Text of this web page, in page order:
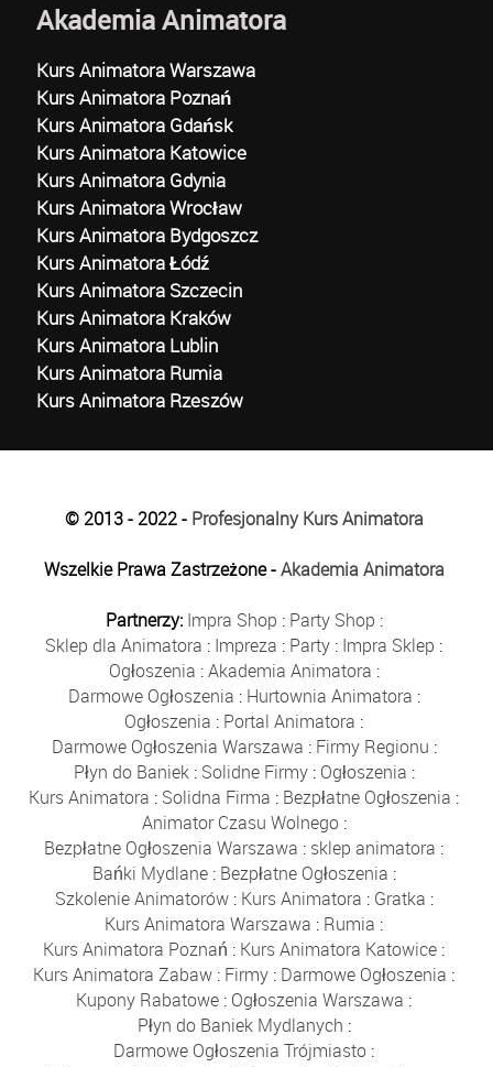
Akademia Animatora
Kurs Animatora Warszawa
Kurs Animatora Poznań
Kurs Animatora Gdańsk
Kurs Animatora Katowice
Kurs Animatora Gdynia
Kurs Animatora Wrocław
Kurs Animatora Bydgoszcz
Kurs Animatora Łódź
Kurs Animatora Szczecin
Kurs Animatora Kraków
Kurs Animatora Lublin
Kurs Animatora Rumia
Kurs Animatora Rzeszów
© 2013 - 2022 - Profesjonalny Kurs Animatora
Wszelkie Prawa Zastrzeżone -Akademia Animatora
Partnerzy: Impra Shop : Party Shop :
Sklep dla Animatora : Impreza : Party : Impra Sklep :
Ogłoszenia :Akademia Animatora :
Darmowe Ogłoszenia : Hurtownia Animatora :
Ogłoszenia : Portal Animatora :
Darmowe Ogłoszenia Warszawa : Firmy Regionu :
Płyn do Baniek: Solidne Firmy: Ogłoszenia :
Kurs Animatora : Solidna Firma : Bezpłatne Ogłoszenia :
Animator Czasu Wolnego:
Bezpłatne Ogłoszenia Warszawa : sklep animatora :
Bańki Mydlane: Bezpłatne Ogłoszenia :
Szkolenie Animatorów: Kurs Animatora : Gratka :
Kurs Animatora Warszawa : Rumia :
Kurs Animatora Poznań : Kurs Animatora Katowice :
Kurs Animatora Zabaw : Firmy : Darmowe Ogłoszenia :
Kupony Rabatowe : Ogłoszenia Warszawa :
Płyn do Baniek Mydlanych :
Darmowe Ogłoszenia Trójmiasto :